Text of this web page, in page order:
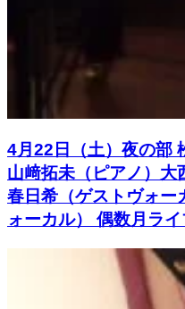
4月22日（土）夜の部
山﨑拓未（ピアノ）大
春日希（ゲストヴォー
ォーカル） 偶数月ラ